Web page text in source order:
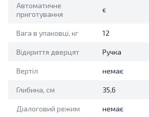
Автоматичне
приготування
є
Вага в упаковці, кг 12
Відкриття дверцят Ручка
Вертіл немає
Глибина, см 35,6
Діалоговий режим немає